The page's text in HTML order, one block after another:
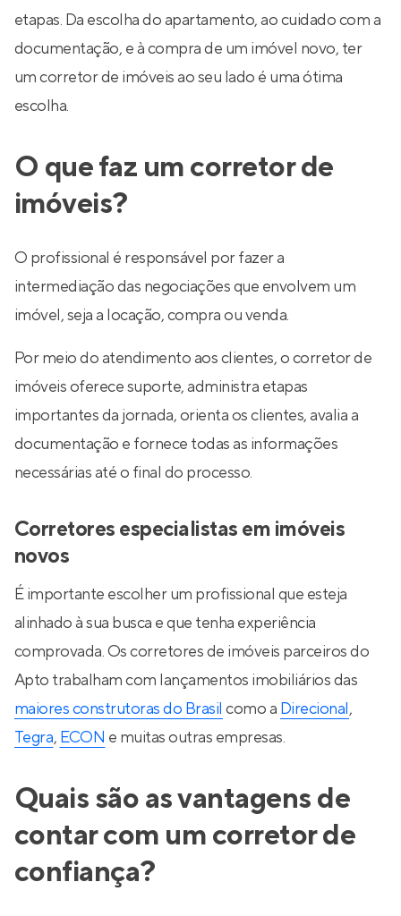
etapas. Da escolha do apartamento, ao cuidado com a
documentação, e à compra de um imóvel novo, ter
um corretor de imóveis ao seu lado é uma ótima
escolha.
O que faz um corretor de
imóveis?
O profissional é responsável por fazer a
intermediação das negociações que envolvem um
imóvel, seja a locação, compra ou venda.
Por meio do atendimento aos clientes, o corretor de
imóveis oferece suporte, administra etapas
importantes da jornada, orienta os clientes, avalia a
documentação e fornece todas as informações
necessárias até o final do processo.
Corretores especialistas em imóveis
novos
É importante escolher um profissional que esteja
alinhado à sua busca e que tenha experiência
comprovada. Os corretores de imóveis parceiros do
Apto trabalham com lançamentos imobiliários das
maiores construtoras do Brasil como a Direcional,
Tegra, ECON e muitas outras empresas.
Quais são as vantagens de
contar com um corretor de
confiança?